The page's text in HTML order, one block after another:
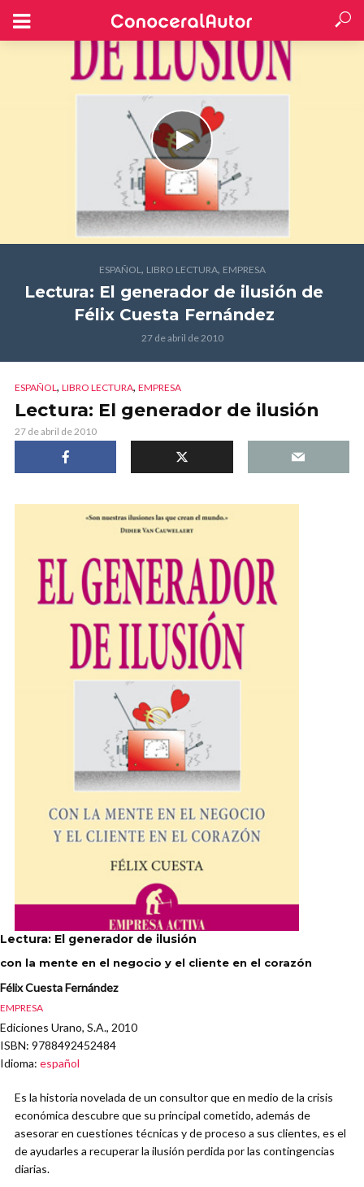
ESPAÑOL, LIBRO LECTURA, EMPRESA
Lectura: El generador de ilusión de
Félix Cuesta Fernández
27 de abril de 2010
ESPAÑOL, LIBRO LECTURA, EMPRESA
Lectura: El generador de ilusión
27 de abril de 2010
Lectura: El generador de ilusión
con la mente en el negocio y el cliente en el corazón
Félix Cuesta Fernández
EMPRESA
Ediciones Urano, S.A., 2010
ISBN: 9788492452484
Idioma: español
Es la historia novelada de un consultor que en medio de la crisis
económica descubre que su principal cometido, además de
asesorar en cuestiones técnicas y de proceso a sus clientes, es el
de ayudarles a recuperar la ilusión perdida por las contingencias
diarias.